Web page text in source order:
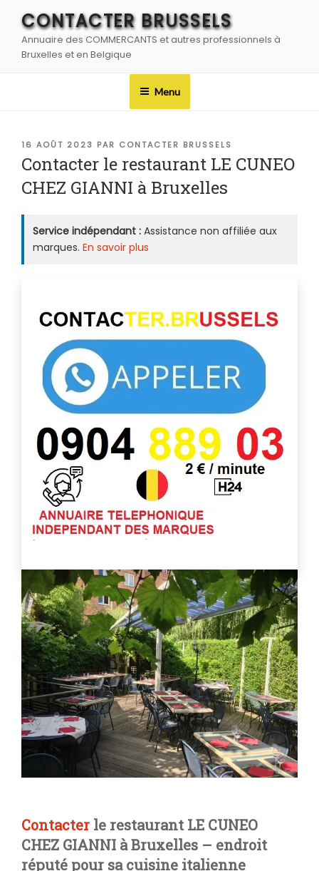
contenu
principal
CONTACTER BRUSSELS
Annuaire des COMMERCANTS et autres professionnels à
Bruxelles et en Belgique
Menu
PUBLIÉ
LE
16 AOÛT 2023 PAR CONTACTER BRUSSELS
Contacter le restaurant LE CUNEO
CHEZ GIANNI à Bruxelles
Service indépendant : Assistance non affiliée aux
marques. En savoir plus
Contacter le restaurant LE CUNEO
CHEZ GIANNI à Bruxelles – endroit
réputé pour sa cuisine italienne